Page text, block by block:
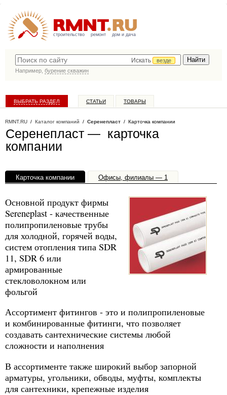
строительство ремонт дом и дача
Искать
везде
Например, бурение скважин
ВЫБРАТЬ РАЗДЕЛ СТАТЬИ ТОВАРЫ
RMNT.RU / Каталог компаний / Серенепласт / Карточка компании
Серенепласт — карточка
компании
Карточка компании Офисы, филиалы — 1
Основной продукт фирмы
Sereneplast - качественные
полипропиленовые трубы
для холодной, горячей воды,
систем отопления типа SDR
11, SDR 6 или
армированные
стекловолокном или
фольгой
Ассортимент фитингов - это и полипропиленовые
и комбинированные фитинги, что позволяет
создавать сантехнические системы любой
сложности и наполнения
В ассортименте также широкий выбор запорной
арматуры, угольники, обводы, муфты, комплекты
для сантехники, крепежные изделия